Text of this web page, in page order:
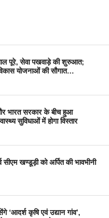
पूरे, सेवा पखवाड़े की शुरुआत;
योजनाओं की सौगात…
भारत सरकार के बीच हुआ
सुविधाओं में होगा विस्तार
सीएम खण्डूड़ी को अर्पित की भावभीनी
‘आदर्श कृषि एवं उद्यान गांव’,